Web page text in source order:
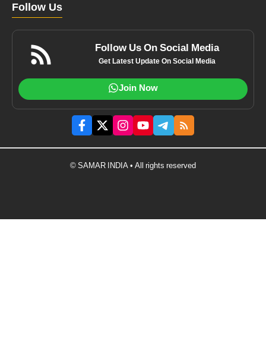
Follow Us
Follow Us On Social Media
Get Latest Update On Social Media
Join Now
© SAMAR INDIA • All rights reserved